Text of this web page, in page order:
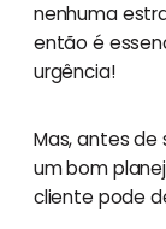
nenhuma
então é
urgência!
Mas, antes
um bom
cliente pode